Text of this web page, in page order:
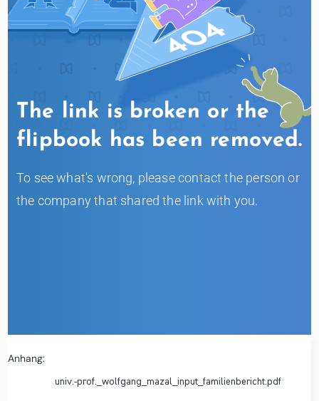
Anhang:
univ.-prof._wolfgang_mazal_input_familienbericht.pdf